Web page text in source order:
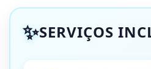
SERVIÇOS